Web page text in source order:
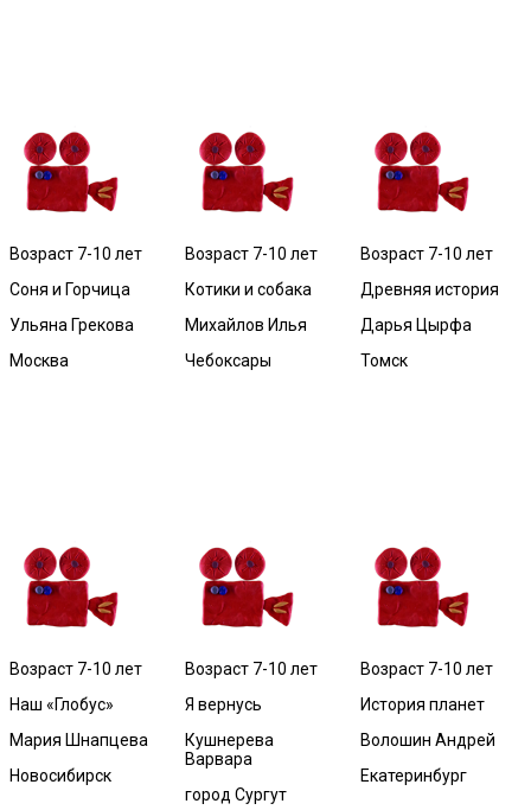
Возраст 7-10 лет
Соня и Горчица
Ульяна Грекова
Москва
Возраст 7-10 лет
Котики и собака
Михайлов Илья
Чебоксары
Возраст 7-10 лет
Древняя история
Дарья Цырфа
Томск
Возраст 7-10 лет
Наш «Глобус»
Мария Шнапцева
Новосибирск
Возраст 7-10 лет
Я вернусь
Кушнерева
Варвара
город Сургут
Возраст 7-10 лет
История планет
Волошин Андрей
Екатеринбург